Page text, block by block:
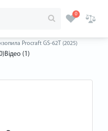
0
Procraft GS-62T (2025)
Відео (1)